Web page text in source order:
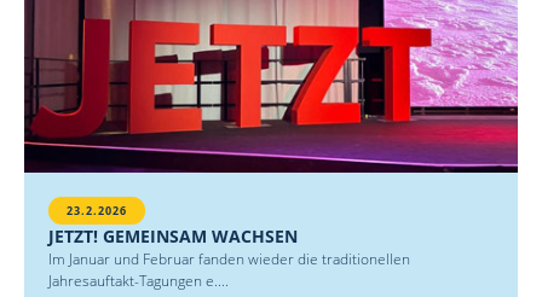
23.2.2026
JETZT! GEMEINSAM WACHSEN
Im Januar und Februar fanden wieder die traditionellen
Jahresauftakt-Tagungen e....